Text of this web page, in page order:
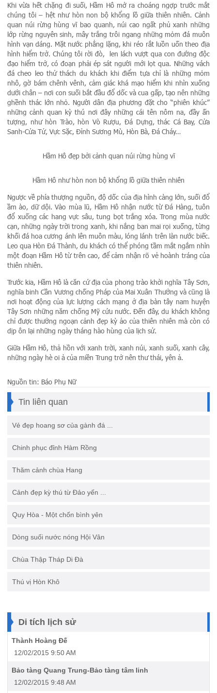
Khi vừa hết chặng đi suối, Hầm Hô mở ra choáng ngợp trước mắt
chúng tôi – hệt như hòn non bộ khổng lồ giữa thiên nhiên. Cảnh
quan núi rừng hùng vĩ bao quanh, núi cao ngất phủ xanh những
lớp rừng nguyên sinh, mây trắng trôi ngang những mỏm đá muôn
hình vạn dáng. Mặt nước phẳng lặng, khi réo rắt luồn uốn theo địa
hình hiểm trở. Chúng tôi rời đò, len lách vượt qua con đường độc
đạo hiểm trở, có đoạn phải ép sát người mới lọt qua. Những vách
đá cheo leo thử thách du khách khi điểm tựa chỉ là những mỏm
nhô, gờ bám chênh vênh, cảm giác khá mạo hiểm khi nhìn xuống
dưới chân – nơi con suối bắt đầu đổ dốc và cua gấp, tạo nên những
ghềnh thác lớn nhỏ. Người dân địa phương đặt cho “phiên khúc”
những cảnh quan kỳ thú nơi đây những cái tên nôm na, đầy ấn
tượng, như hòn Trào, hòn Vò Rượu, Đá Dựng, thác Cá Bay, Cửa
Sanh-Cửa Tử, Vực Sặc, Đỉnh Sương Mù, Hòn Bà, Đá Cháy…
Hầm Hô đẹp bởi cảnh quan núi rừng hùng vĩ
Hầm Hô như hòn non bộ khổng lồ giữa thiên nhiên
Ngược về phía thượng nguồn, độ dốc của địa hình càng lớn, suối đổ
ầm ào, dữ dội. Vào mùa lũ, Hầm Hô nhận nước từ Đá Hàng, tuôn
đổ xuống các hang vực sâu, tung bọt trắng xóa. Trong mùa nước
cạn, những ngày trời trong xanh, khi nắng ban mai rọi xuống, từng
khối đá hoa cương ánh lên muôn màu, lóng lánh trên làn nước biếc.
Leo qua Hòn Đá Thành, du khách có thể phóng tầm mắt ngắm nhìn
một đoạn Hầm Hô từ trên cao, để cảm nhận rõ vẻ hoành tráng của
thiên nhiên.
Trước kia, Hầm Hô là căn cứ địa của phong trào khởi nghĩa Tây Sơn,
nghĩa binh Cần Vương chống Pháp của Mai Xuân Thưởng và cũng là
nơi hoạt động của lực lượng cách mạng ở địa bàn tây nam huyện
Tây Sơn những năm chống Mỹ cứu nước. Đến đây, du khách không
chỉ được thưởng ngoạn cảnh đẹp kỳ ảo của thiên nhiên mà còn có
dịp ôn lại những ngày tháng hào hùng của lịch sử.
Giữa Hầm Hô, thả hồn với xanh trời, xanh núi, xanh suối, xanh cây,
những ngày hè oi ả của miền Trung trở nên thư thái, yên ả.
Nguồn tin: Báo Phụ Nữ
Tin liên quan
Vẻ đẹp hoang sơ của gành đá ...
Chinh phục đỉnh Hàm Rồng
Thăm cảnh chùa Hang
Cảnh đẹp kỳ thú từ Đảo yến ...
Quy Hòa - Một chốn bình yên
Dòng suối nước nóng Hội Vân
Chùa Thập Tháp Di Ðà
Thú vị Hòn Khô
Di tích lịch sử
Thành Hoàng Đế
12/02/2015 9:50 AM
Bảo tàng Quang Trung-Bảo tàng tâm linh
12/02/2015 9:48 AM